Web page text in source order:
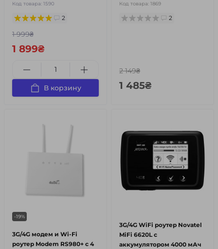
Код товара: 1590
2
1 999₴
1 899₴
В корзину
Код товара: 1869
2
2 149₴
1 485₴
-19%
3G/4G модем и Wi-Fi
роутер Modem RS980+ c 4
3G/4G WiFi роутер Novatel
MiFi 6620L с
аккумулятором 4000 мАч